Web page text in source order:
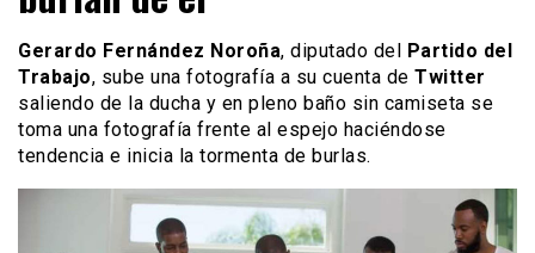
Gerardo Fernández Noroña, diputado del Partido del
Trabajo, sube una fotografía a su cuenta de Twitter
saliendo de la ducha y en pleno baño sin camiseta se
toma una fotografía frente al espejo haciéndose
tendencia e inicia la tormenta de burlas.